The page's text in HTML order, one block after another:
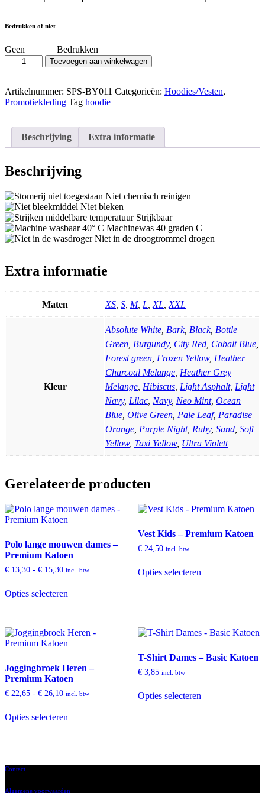
Bedrukken of niet
Geen
Bedrukken
Hoodie
Unisex
Premium
Katoen
Toevoegen aan winkelwagen
Artikelnummer: SPS-BY011 Categorieën: Hoodies/Vesten,
Promotiekleding Tag hoodie
Beschrijving Extra informatie
Beschrijving
Niet chemisch reinigen
Niet bleken
Strijkbaar
Machinewas 40 graden C
Niet in de droogtrommel drogen
Extra informatie
Maten XS S M, L XL XXL
Kleur
Absolute White Bark, Black, Bottle
Green Burgundy, City Red Cobalt Blue
Forest green Frozen Yellow, Heather
Charcoal Melange Heather Grey
Melange Hibiscus Light Asphalt, Light
Navy, Lilac Navy, Neo Mint, Ocean
Blue Olive Green Pale Leaf, Paradise
Orange Purple Night, Ruby, Sand Soft
Yellow, Taxi Yellow, Ultra Violett
Gerelateerde producten
Polo lange mouwen dames –
Premium Katoen
€ 13,30 - € 15,30 Prijsklasse:
€ 15,30
incl. btw
Opties selecteren
Deze
gekozen
worden
op
Vest Kids – Premium Katoen
€24,50 incl. btw
Opties selecterenproduct
kan
worden
Joggingbroek Heren –
Premium Katoen
€ 22,65 - € 26,10 Prijsklasse:
€ 26,10
incl. btw
Opties selecteren
T-Shirt Dames – Basic Katoen
€3,85 incl. btw
Opties selecterenproduct
Contact
Algemene voorwaarden